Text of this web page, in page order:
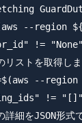
--region
!=
ストを取得し
--
!=
細をJSON形式